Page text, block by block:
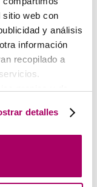
sitio web con
y análisis
información
recopilado a
de datos) para
consulta
detalles